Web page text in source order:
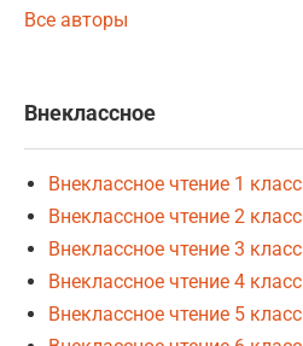
Все авторы
Внеклассное
Внеклассное чтение 1 класс
Внеклассное чтение 2 класс
Внеклассное чтение 3 класс
Внеклассное чтение 4 класс
Внеклассное чтение 5 класс